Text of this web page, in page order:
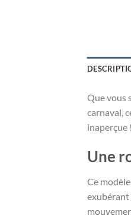
Que vous
carnaval,
inaperçue !
Une
Ce
exubérant